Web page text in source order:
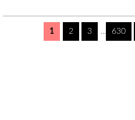
1 2 3 ... 630